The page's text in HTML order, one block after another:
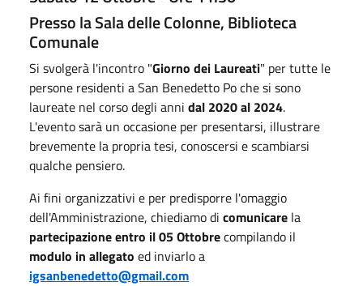
Presso la Sala delle Colonne, Biblioteca
Comunale
Si svolgerà l'incontro "Giorno dei Laureati" per tutte le
persone residenti a San Benedetto Po che si sono
laureate nel corso degli anni dal 2020 al 2024.
L'evento sarà un occasione per presentarsi, illustrare
brevemente la propria tesi, conoscersi e scambiarsi
qualche pensiero.
Ai fini organizzativi e per predisporre l'omaggio
dell'Amministrazione, chiediamo di comunicare la
partecipazione entro il 05 Ottobrecompilando il
modulo in allegato ed inviarlo a
igsanbenedetto@gmail.com